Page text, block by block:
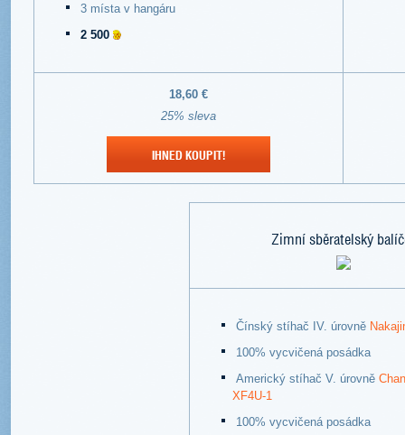
3 místa v hangáru
2 500
18,60 €
25% sleva
IHNED KOUPIT!
Zimní sběratelský
Čínský stíhač IV. úrovně
100% vycvičená posádka
Americký stíhač V. úrovně
XF4U-1
100% vycvičená posádka